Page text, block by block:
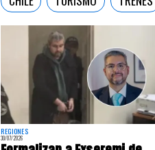
REGIONES
30/07/2026